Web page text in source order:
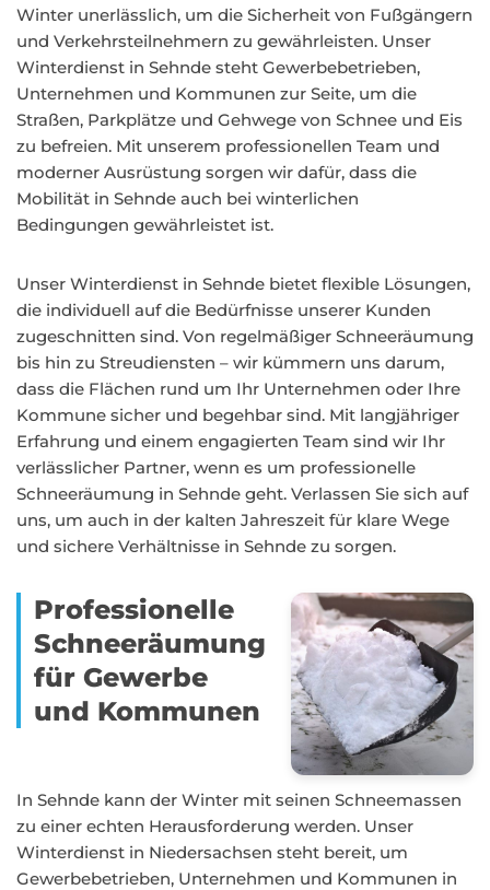
Winter unerlässlich, um die Sicherheit von Fußgängern
und Verkehrsteilnehmern zu gewährleisten. Unser
Winterdienst in Sehnde steht Gewerbebetrieben,
Unternehmen und Kommunen zur Seite, um die
Straßen, Parkplätze und Gehwege von Schnee und Eis
zu befreien. Mit unserem professionellen Team und
moderner Ausrüstung sorgen wir dafür, dass die
Mobilität in Sehnde auch bei winterlichen
Bedingungen gewährleistet ist.
Unser Winterdienst in Sehnde bietet flexible Lösungen,
die individuell auf die Bedürfnisse unserer Kunden
zugeschnitten sind. Von regelmäßiger Schneeräumung
bis hin zu Streudiensten – wir kümmern uns darum,
dass die Flächen rund um Ihr Unternehmen oder Ihre
Kommune sicher und begehbar sind. Mit langjähriger
Erfahrung und einem engagierten Team sind wir Ihr
verlässlicher Partner, wenn es um professionelle
Schneeräumung in Sehnde geht. Verlassen Sie sich auf
uns, um auch in der kalten Jahreszeit für klare Wege
und sichere Verhältnisse in Sehnde zu sorgen.
Professionelle
Schneeräumung
für Gewerbe
und Kommunen
In Sehnde kann der Winter mit seinen Schneemassen
zu einer echten Herausforderung werden. Unser
Winterdienst in Niedersachsen steht bereit, um
Gewerbebetrieben, Unternehmen und Kommunen in